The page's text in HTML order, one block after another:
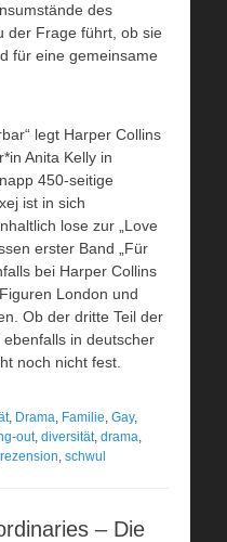
des
der Frage führt, ob sie
für eine gemeinsame
legt Harper Collins
Anita Kelly in
450-seitige
ist in sich
lose zur „Love
erster Band „Für
bei Harper Collins
London und
Ob der dritte Teil der
ebenfalls in deutscher
noch nicht fest.
, Drama, Familie, Gay,
out, diversität, drama,
rezension, schwul
– Die